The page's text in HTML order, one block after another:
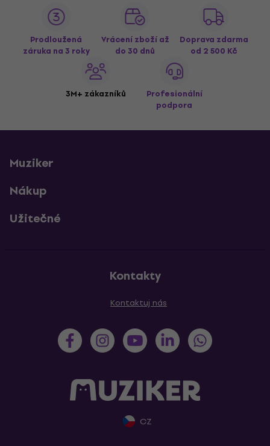
Prodloužená
záruka na 3 roky
Vrácení zboží až
do 30 dnů
Doprava zdarma
od 2 500 Kč
3M+ zákazníků
Profesionální
podpora
Muziker
Nákup
Užitečné
Kontakty
Kontaktuj nás
CZ